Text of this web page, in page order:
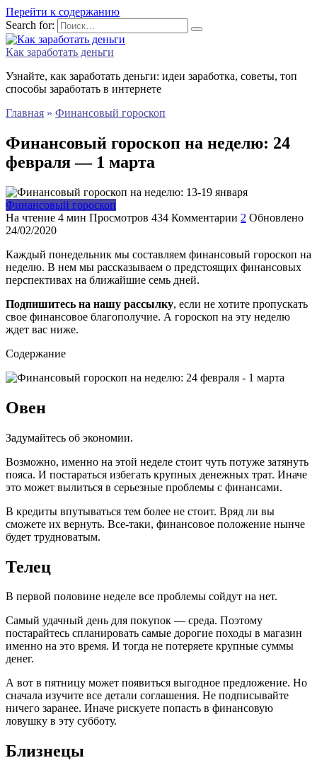
Перейти к содержанию
Search for:
Как заработать деньги
Узнайте, как заработать деньги: идеи заработка, советы, топ
способы заработать в интернете
Главная » Финансовый гороскоп
Финансовый гороскоп на неделю: 24
февраля — 1 марта
Финансовый гороскоп
На чтение 4 мин Просмотров 434 Комментарии 2 Обновлено
24/02/2020
Каждый понедельник мы составляем финансовый гороскоп на
неделю. В нем мы рассказываем о предстоящих финансовых
перспективах на ближайшие семь дней.
Подпишитесь на нашу рассылку, если не хотите пропускать
свое финансовое благополучие. А гороскоп на эту неделю
ждет вас ниже.
Содержание
Овен
Задумайтесь об экономии.
Возможно, именно на этой неделе стоит чуть потуже затянуть
пояса. И постараться избегать крупных денежных трат. Иначе
это может вылиться в серьезные проблемы с финансами.
В кредиты впутываться тем более не стоит. Вряд ли вы
сможете их вернуть. Все-таки, финансовое положение нынче
будет трудноватым.
Телец
В первой половине неделе все проблемы сойдут на нет.
Самый удачный день для покупок — среда. Поэтому
постарайтесь спланировать самые дорогие походы в магазин
именно на это время. И тогда не потеряете крупные суммы
денег.
А вот в пятницу может появиться выгодное предложение. Но
сначала изучите все детали соглашения. Не подписывайте
ничего заранее. Иначе рискуете попасть в финансовую
ловушку в эту субботу.
Близнецы